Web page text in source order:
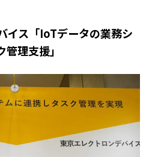
イス「IoTデータの業務シ
理支援」